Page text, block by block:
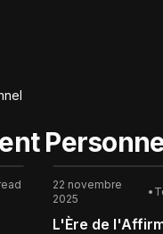
22 novembre
2025
•
L'Ère de